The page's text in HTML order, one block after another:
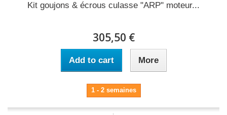
Kit goujons & écrous culasse "ARP" moteur...
305,50 €
Add to cart More
1 - 2 semaines